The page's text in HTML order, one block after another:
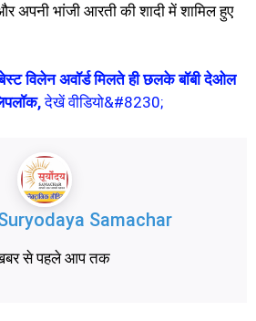
अपनी भांजी आरती की शादी में शामिल हुए
विलेन अवॉर्ड मिलते ही छलके बॉबी देओल
देखें वीडियो&#8230;
Samachar
से पहले आप तक